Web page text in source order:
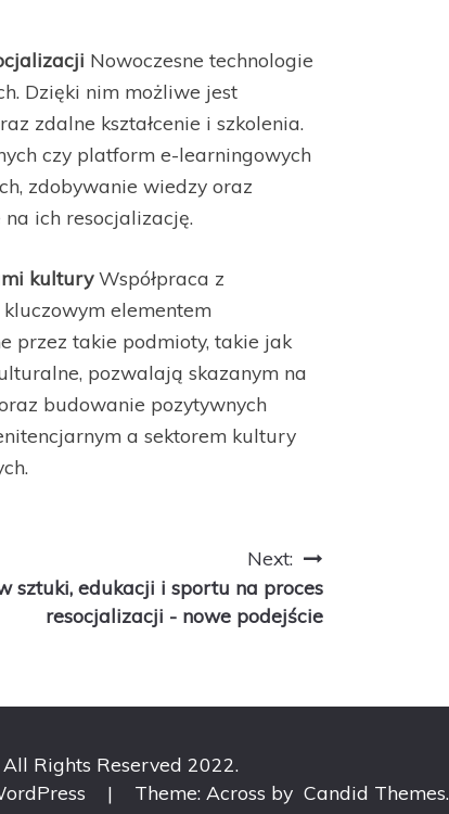
Nowoczesne technologie
Dzięki nim możliwe jest
zdalne kształcenie i szkolenia.
czy platform e-learningowych
zdobywanie wiedzy oraz
ich resocjalizację.
kulturyWspółpraca z
elementem
przez takie podmioty, takie jak
pozwalają skazanym na
budowanie pozytywnych
a sektorem kultury
Next:
sztuki, edukacji i sportu na proces
resocjalizacji - nowe podejście
All Rights Reserved 2022.
| Theme: Across by Candid Themes.